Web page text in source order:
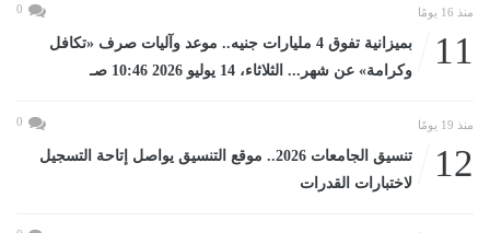
منذ 16 يومًا 0
11
بميزانية تفوق 4 مليارات جنيه.. موعد وآليات صرف «تكافل
وكرامة» عن شهر... الثلاثاء، 14 يوليو 2026 10:46 صـ
منذ 19 يومًا 0
12
تنسيق الجامعات 2026.. موقع التنسيق يواصل إتاحة التسجيل
لاختبارات القدرات